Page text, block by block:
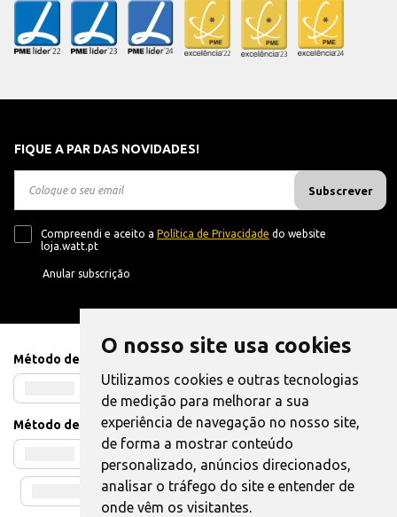
O nosso site usa cookies
Utilizamos cookies e outras tecnologias
de medição para melhorar a sua
experiência de navegação no nosso site,
de forma a mostrar conteúdo
personalizado, anúncios direcionados,
analisar o tráfego do site e entender de
onde vêm os visitantes.
FIQUE A PAR DAS NOVIDADES!
Subscrever
Compreendi e aceito a Política de Privacidade do website
loja.watt.pt
Anular subscrição
Método de Pagamento
Método de Envio